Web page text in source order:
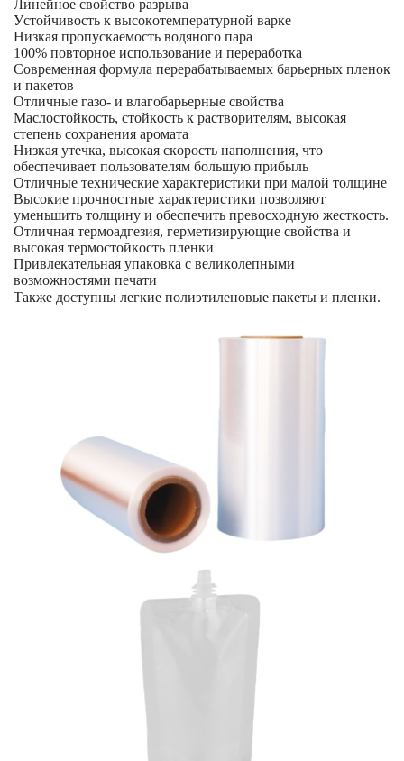
Линейное свойство разрыва
Устойчивость к высокотемпературной варке
Низкая пропускаемость водяного пара
100% повторное использование и переработка
Современная формула перерабатываемых барьерных пленок
и пакетов
Отличные газо- и влагобарьерные свойства
Маслостойкость, стойкость к растворителям, высокая
степень сохранения аромата
Низкая утечка, высокая скорость наполнения, что
обеспечивает пользователям большую прибыль
Отличные технические характеристики при малой толщине
Высокие прочностные характеристики позволяют
уменьшить толщину и обеспечить превосходную жесткость.
Отличная термоадгезия, герметизирующие свойства и
высокая термостойкость пленки
Привлекательная упаковка с великолепными
возможностями печати
Также доступны легкие полиэтиленовые пакеты и пленки.